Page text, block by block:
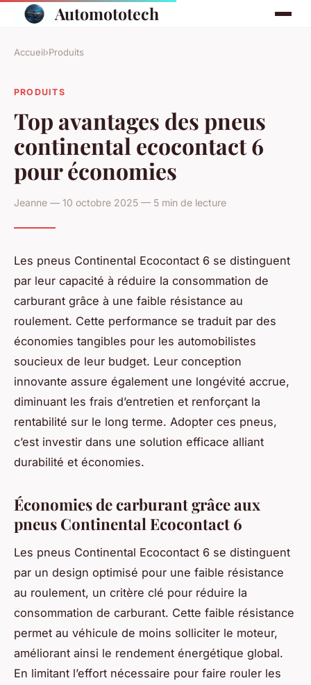
Automototech
Accueil›Produits
PRODUITS
Top avantages des pneus
continental ecocontact 6
pour économies
Jeanne — 10 octobre 2025 — 5 min de lecture
Les pneus Continental Ecocontact 6 se distinguent
par leur capacité à réduire la consommation de
carburant grâce à une faible résistance au
roulement. Cette performance se traduit par des
économies tangibles pour les automobilistes
soucieux de leur budget. Leur conception
innovante assure également une longévité accrue,
diminuant les frais d’entretien et renforçant la
rentabilité sur le long terme. Adopter ces pneus,
c’est investir dans une solution efficace alliant
durabilité et économies.
Économies de carburant grâce aux
pneus Continental Ecocontact 6
Les pneus Continental Ecocontact 6 se distinguent
par un design optimisé pour une faible résistance
au roulement, un critère clé pour réduire la
consommation de carburant. Cette faible résistance
permet au véhicule de moins solliciter le moteur,
améliorant ainsi le rendement énergétique global.
En limitant l’effort nécessaire pour faire rouler les